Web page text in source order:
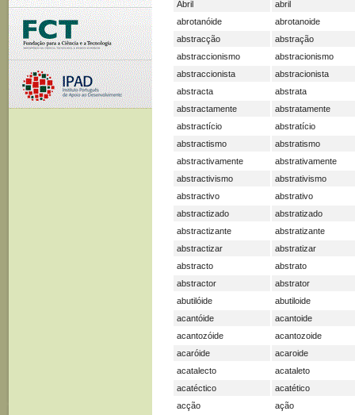
Abril
abril
abrotanóide
abrotanoide
abstracção
abstração
abstraccionismo
abstracionismo
abstraccionista
abstracionista
abstracta
abstrata
abstractamente
abstratamente
abstractício
abstratício
abstractismo
abstratismo
abstractivamente
abstrativamente
abstractivismo
abstrativismo
abstractivo
abstrativo
abstractizado
abstratizado
abstractizante
abstratizante
abstractizar
abstratizar
abstracto
abstrato
abstractor
abstrator
abutilóide
abutiloide
acantóide
acantoide
acantozóide
acantozoide
acaróide
acaroide
acatalecto
acataleto
acatéctico
acatético
acção
ação